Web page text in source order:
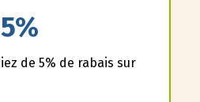
5%
de 5% de rabais sur